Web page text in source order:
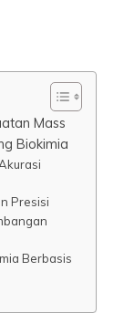
Mass
Biokimia
Presisi
Berbasis